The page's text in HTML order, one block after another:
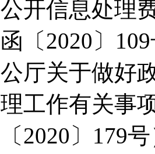
公开信息处理
函〔2020〕
公厅关于做好
理工作有关事
〔2020〕179